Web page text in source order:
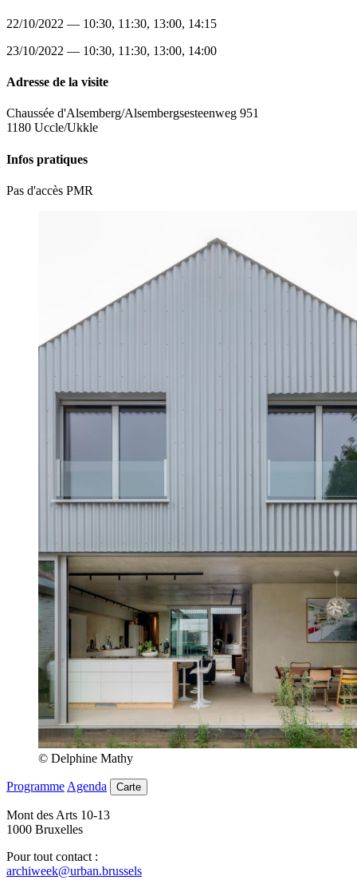
22/10/2022 — 10:30, 11:30, 13:00, 14:15
23/10/2022 — 10:30, 11:30, 13:00, 14:00
Adresse de la visite
Chaussée d'Alsemberg/Alsembergsesteenweg 951
1180 Uccle/Ukkle
Infos pratiques
Pas d'accès PMR
© Delphine Mathy
Programme Agenda Carte
Mont des Arts 10-13
1000 Bruxelles
Pour tout contact :
archiweek@urban.brussels